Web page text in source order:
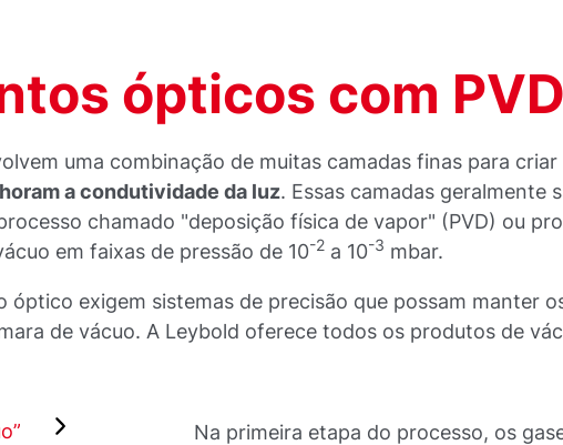
ópticos com
uma combinação de muitas camadas finas para
a condutividade da luz. Essas camadas geralmente
chamado "deposição física de vapor" (PVD) ou
em faixas de pressão de 10-2 a 10-3 mbar.
óptico exigem sistemas de precisão que possam manter
de vácuo. A Leybold oferece todos os produtos de
Na primeira etapa do processo, os